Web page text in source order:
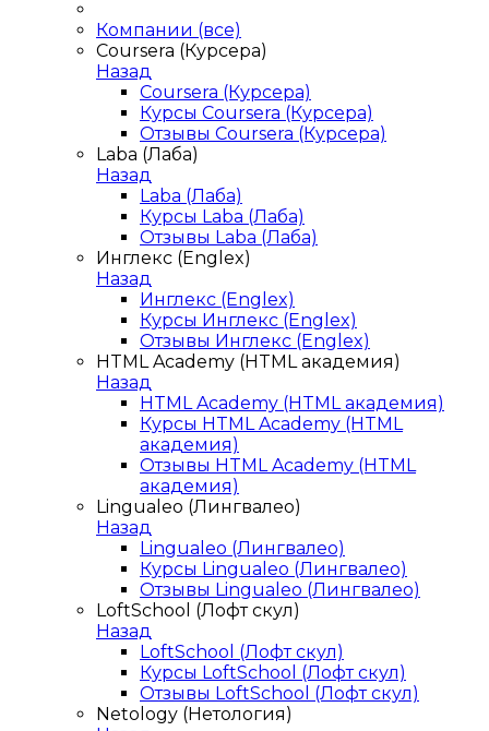
Компании (все)
Coursera (Курсера)
Назад
Coursera (Курсера)
Курсы Coursera (Курсера)
Отзывы Coursera (Курсера)
Laba (Лаба)
Назад
Laba (Лаба)
Курсы Laba (Лаба)
Отзывы Laba (Лаба)
Инглекс (Englex)
Назад
Инглекс (Englex)
Курсы Инглекс (Englex)
Отзывы Инглекс (Englex)
HTML Academy (HTML академия)
Назад
HTML Academy (HTML академия)
Курсы HTML Academy (HTML
академия)
Отзывы HTML Academy (HTML
академия)
Lingualeo (Лингвалео)
Назад
Lingualeo (Лингвалео)
Курсы Lingualeo (Лингвалео)
Отзывы Lingualeo (Лингвалео)
LoftSchool (Лофт скул)
Назад
LoftSchool (Лофт скул)
Курсы LoftSchool (Лофт скул)
Отзывы LoftSchool (Лофт скул)
Netology (Нетология)